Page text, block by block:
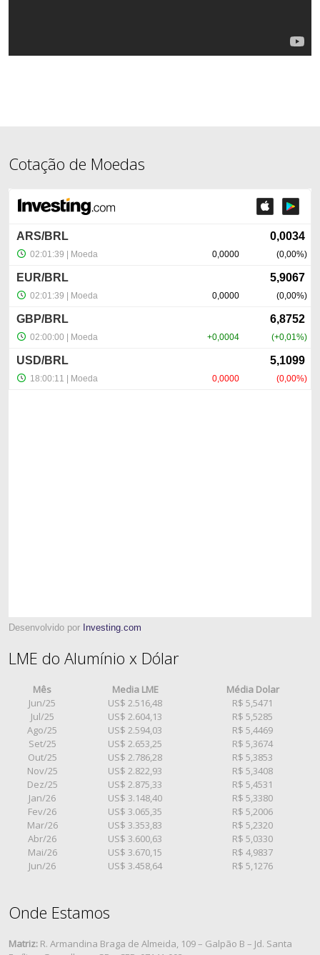
Cotação de Moedas
Desenvolvido por Investing.com
LME do Alumínio x Dólar
Mês Media LME
Média Dolar
Jun/25
US$ 2.516,48
R$ 5,5471
Jul/25
US$ 2.604,13
R$ 5,5285
Ago/25
US$ 2.594,03
R$ 5,4469
Set/25
US$ 2.653,25
R$ 5,3674
Out/25
US$ 2.786,28
R$ 5,3853
Nov/25
US$ 2.822,93
R$ 5,3408
Dez/25
US$ 2.875,33
R$ 5,4531
Jan/26
US$ 3.148,40
R$ 5,3380
Fev/26
US$ 3.065,35
R$ 5,2006
Mar/26
US$ 3.353,83
R$ 5,2320
Abr/26
US$ 3.600,63
R$ 5,0330
Mai/26
US$ 3.670,15
R$ 4,9837
Jun/26
US$ 3.458,64 R$ 5,1276
Onde Estamos
Matriz: R. Armandina Braga de Almeida, 109 – Galpão B – Jd. Santa